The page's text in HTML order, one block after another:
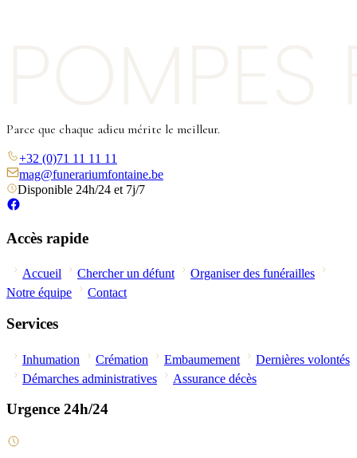
Parce que chaque adieu mérite le meilleur.
+32 (0)71 11 11 11
mag@funerariumfontaine.be
Disponible 24h/24 et 7j/7
Accès rapide
Accueil Chercher un défunt
Organiser des funérailles
Notre équipe
Contact
Services
Inhumation Crémation Embaumement
Dernières volontés
Démarches administratives
Assurance décès
Urgence 24h/24